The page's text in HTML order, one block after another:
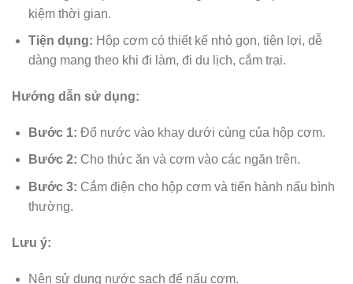
kiệm thời gian.
Tiện dụng: Hộp cơm có thiết kế nhỏ gọn, tiện lợi, dễ
dàng mang theo khi đi làm, đi du lịch, cắm trại.
Hướng dẫn sử dụng:
Bước 1: Đổ nước vào khay dưới cùng của hộp cơm.
Bước 2: Cho thức ăn và cơm vào các ngăn trên.
Bước 3: Cắm điện cho hộp cơm và tiến hành nấu bình
thường.
Lưu ý:
Nên sử dụng nước sạch để nấu cơm.